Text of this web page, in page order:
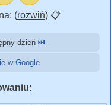
(rozwiń) 📋
dzień ⏭️
w Google